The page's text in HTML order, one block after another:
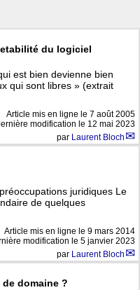
du logiciel
est bien devienne bien
qui sont libres » (extrait
Article mis en ligne le 7 août 2005
modification le 12 mai 2023
par Laurent Bloch
juridiques Le
de quelques
Article mis en ligne le 9 mars 2014
modification le 5 janvier 2023
par Laurent Bloch
domaine ?